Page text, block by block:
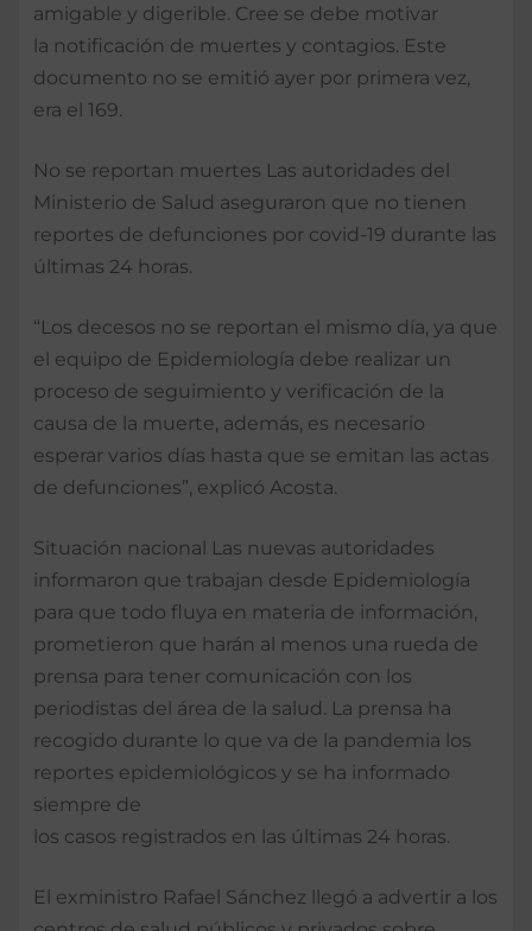
amigable y digerible. Cree se debe motivar
la notificación de muertes y contagios. Este
documento no se emitió ayer por primera vez,
era el 169.
No se reportan muertes Las autoridades del
Ministerio de Salud aseguraron que no tienen
reportes de defunciones por covid-19 durante las
últimas 24 horas.
“Los decesos no se reportan el mismo día, ya que
el equipo de Epidemiología debe realizar un
proceso de seguimiento y verificación de la
causa de la muerte, además, es necesario
esperar varios días hasta que se emitan las actas
de defunciones”, explicó Acosta.
Situación nacional Las nuevas autoridades
informaron que trabajan desde Epidemiología
para que todo fluya en materia de información,
prometieron que harán al menos una rueda de
prensa para tener comunicación con los
periodistas del área de la salud. La prensa ha
recogido durante lo que va de la pandemia los
reportes epidemiológicos y se ha informado
siempre de
los casos registrados en las últimas 24 horas.
El exministro Rafael Sánchez llegó a advertir a los